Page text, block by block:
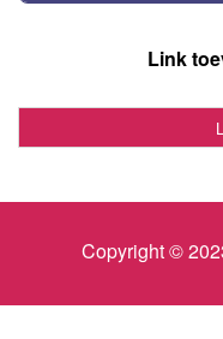
Link
Copyright ©